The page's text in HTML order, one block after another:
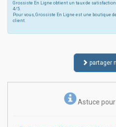
Grossiste En Ligne obtient un taux de
4/5.
Pour vous, Grossiste En Ligne est une boutique
client.
partager
Astuce